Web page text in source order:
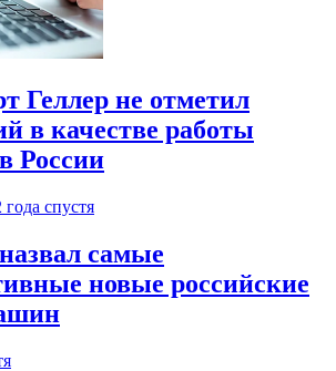
Геллер не отметил
в качестве работы
России
года спустя
самые
новые российские